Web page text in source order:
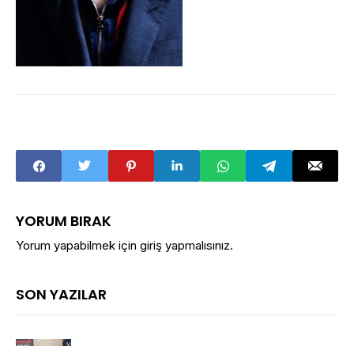
YORUM BIRAK
Yorum yapabilmek için giriş yapmalısınız.
SON YAZILAR